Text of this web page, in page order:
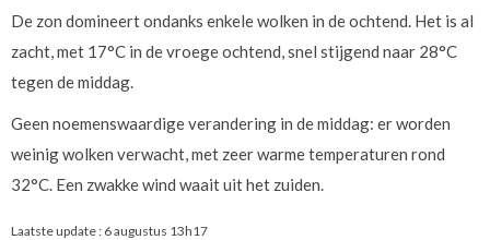
De zon domineert ondanks enkele wolken in de ochtend. Het is al
zacht, met 17°C in de vroege ochtend, snel stijgend naar 28°C
tegen de middag.
Geen noemenswaardige verandering in de middag: er worden
weinig wolken verwacht, met zeer warme temperaturen rond
32°C. Een zwakke wind waait uit het zuiden.
Laatste update : 6 augustus 13h17